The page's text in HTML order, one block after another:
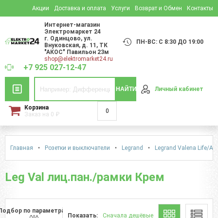
Акции Доставка и оплата Услуги Возврат и Обмен Контакты
Интернет-магазин
Электромаркет 24
г. Одинцово,ул.
Внуковская, д. 11 , ТК
"АКОС" Павильон 23м
shop@elektromarket24.ru
ПН-ВС: С 8:30 ДО 19:00
+7 925 027-12-47
НАЙТИ Личный кабинет
Корзина
Заказ на 0 ₽ 0
Главная • Розетки и выключатели • Legrand • Legrand Valena Life/
Leg Val лиц.пан./рамки Крем
по параметрам
Показать: Сначала дешёвые